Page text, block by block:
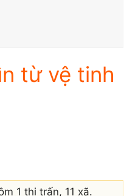
từ vệ tinh
1 thị trấn, 11 xã.